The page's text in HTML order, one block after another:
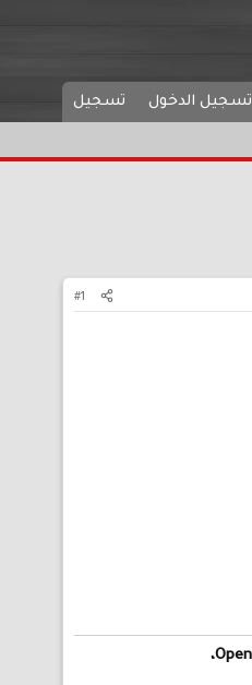
تسجيل الدخول تسجيل
#1